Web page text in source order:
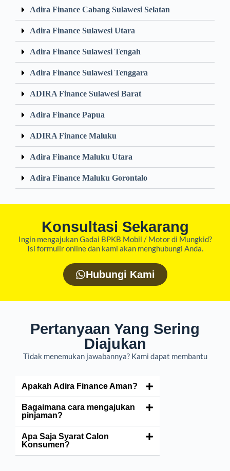
Adira Finance Cabang Sulawesi Selatan
Adira Finance Sulawesi Utara
Adira Finance Sulawesi Tengah
Adira Finance Sulawesi Tenggara
ADIRA Finance Sulawesi Barat
Adira Finance Papua
ADIRA Finance Maluku
Adira Finance Maluku Utara
Adira Finance Maluku Gorontalo
Konsultasi Sekarang
Ingin mengajukan Gadai BPKB Mobil / Motor di Mungkid?
Isi formulir online dan kami akan menghubungi Anda.
Hubungi Kami
Pertanyaan Yang Sering
Diajukan
Tidak menemukan jawabannya? Kami dapat membantu
Apakah Adira Finance Aman?
Bagaimana cara mengajukan
pinjaman?
Apa Saja Syarat Calon
Konsumen?